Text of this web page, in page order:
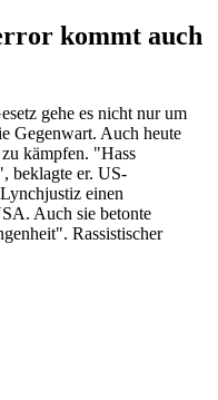
kommt auch
gehe es nicht nur um
Gegenwart. Auch heute
kämpfen. "Hass
beklagte er. US-
einen
Auch sie betonte
Rassistischer